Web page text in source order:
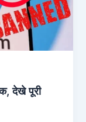
देखे पूरी